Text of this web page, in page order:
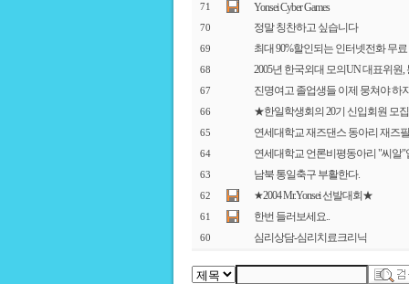
71 Yonsei Cyber Games
70 정말 칭찬하고 싶습니다
69 최대 90%할인되는 인터넷전화 무
68 2005년 한국외대 모의UN 대표위원
67 진명여고 졸업생들 이제 뭉쳐야 하
66 ★한일학생회의 20기 신입회원 모
65 연세대학교 재즈댄스 동아리 재즈
64 연세대학교 언론비평동아리 "씨알"
63 남북 통일축구 부활한다.
62 ★2004 Mr.Yonsei 선발대회★
61 한번 들러보세요..
60 심리상담-심리치료크리닉